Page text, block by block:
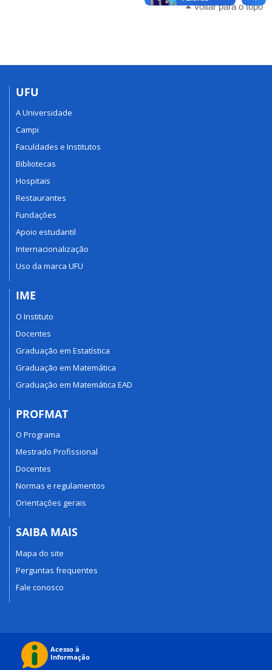
Voltar para o topo
UFU
A Universidade
Campi
Faculdades e Institutos
Bibliotecas
Hospitais
Restaurantes
Fundações
Apoio estudantil
Internacionalização
Uso da marca UFU
IME
O Instituto
Docentes
Graduação em Estatística
Graduação em Matemática
Graduação em Matemática EAD
PROFMAT
O Programa
Mestrado Profissional
Docentes
Normas e regulamentos
Orientações gerais
SAIBA MAIS
Mapa do site
Perguntas frequentes
Fale conosco